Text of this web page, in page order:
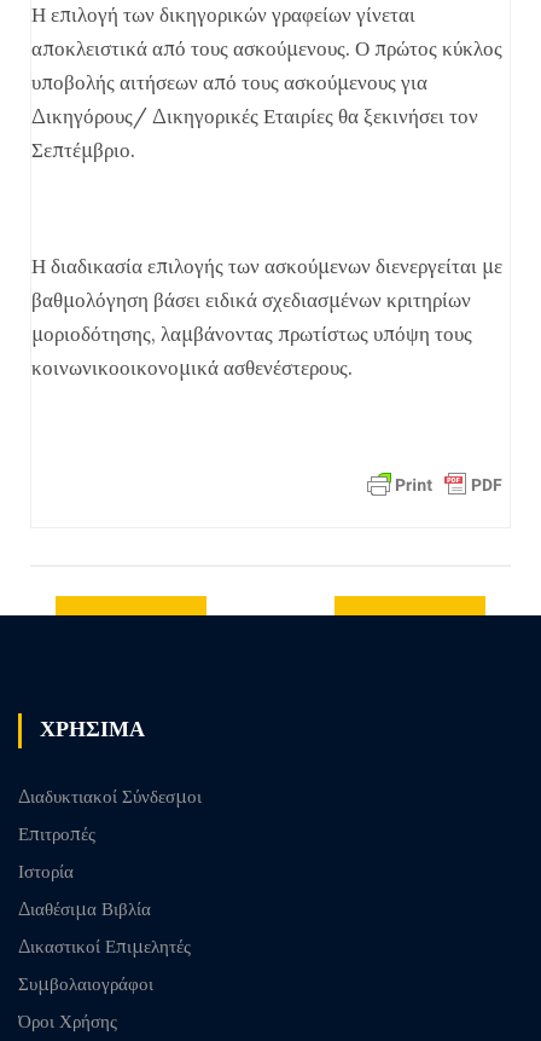
Η επιλογή των δικηγορικών γραφείων γίνεται
αποκλειστικά από τους ασκούμενους. Ο πρώτος κύκλος
υποβολής αιτήσεων από τους ασκούμενους για
Δικηγόρους/ Δικηγορικές Εταιρίες θα ξεκινήσει τον
Σεπτέμβριο.
Η διαδικασία επιλογής των ασκούμενων διενεργείται με
βαθμολόγηση βάσει ειδικά σχεδιασμένων κριτηρίων
μοριοδότησης, λαμβάνοντας πρωτίστως υπόψη τους
κοινωνικοοικονομικά ασθενέστερους.
ΧΡΗΣΙΜΑ
Διαδυκτιακοί Σύνδεσμοι
Επιτροπές
Ιστορία
Διαθέσιμα Βιβλία
Δικαστικοί Επιμελητές
Συμβολαιογράφοι
Όροι Χρήσης